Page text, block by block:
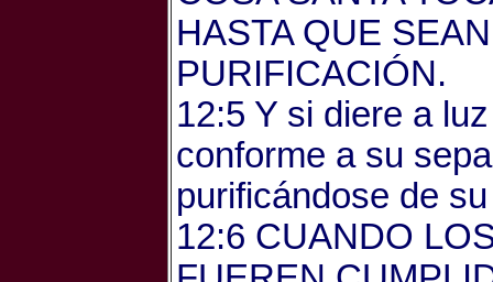
HASTA QUE
PURIFICACIÓN.
12:5 Y si diere a
conforme a su
purificándose de
12:6 CUANDO